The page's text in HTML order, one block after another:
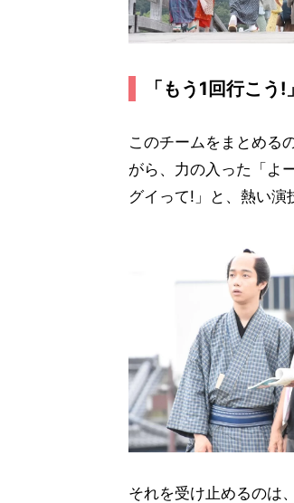
「もう1回行こう
このチームをまとめる
がら、力の入った「よ
グイって!」と、熱い演
それを受け止めるのは